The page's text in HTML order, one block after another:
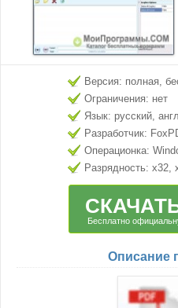
Версия: полная,
Ограничения: нет
Язык: русский,
Разработчик:
Операционка:
Разрядность: x32,
Бесплатно
Описание